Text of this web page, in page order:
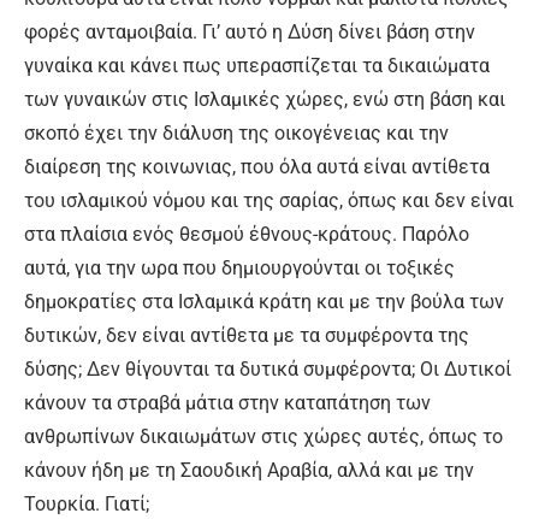
φορές ανταμοιβαία. Γι’ αυτό η Δύση δίνει βάση στην
γυναίκα και κάνει πως υπερασπίζεται τα δικαιώματα
των γυναικών στις Ισλαμικές χώρες, ενώ στη βάση και
σκοπό έχει την διάλυση της οικογένειας και την
διαίρεση της κοινωνιας, που όλα αυτά είναι αντίθετα
του ισλαμικού νόμου και της σαρίας, όπως και δεν είναι
στα πλαίσια ενός θεσμού έθνους-κράτους. Παρόλο
αυτά, για την ωρα που δημιουργούνται οι τοξικές
δημοκρατίες στα Ισλαμικά κράτη και με την βούλα των
δυτικών, δεν είναι αντίθετα με τα συμφέροντα της
δύσης; Δεν θίγουνται τα δυτικά συμφέροντα; Οι Δυτικοί
κάνουν τα στραβά μάτια στην καταπάτηση των
ανθρωπίνων δικαιωμάτων στις χώρες αυτές, όπως το
κάνουν ήδη με τη Σαουδική Αραβία, αλλά και με την
Τουρκία. Γιατί;